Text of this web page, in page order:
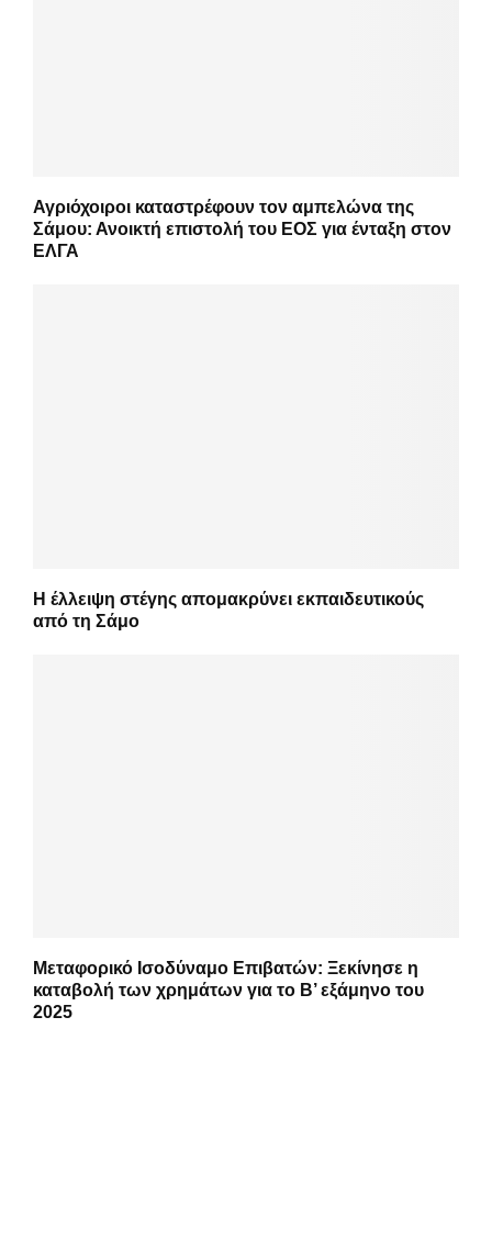
Αγριόχοιροι καταστρέφουν τον αμπελώνα της
Σάμου: Ανοικτή επιστολή του ΕΟΣ για ένταξη στον
ΕΛΓΑ
Η έλλειψη στέγης απομακρύνει εκπαιδευτικούς
από τη Σάμο
Μεταφορικό Ισοδύναμο Επιβατών: Ξεκίνησε η
καταβολή των χρημάτων για το Β’ εξάμηνο του
2025